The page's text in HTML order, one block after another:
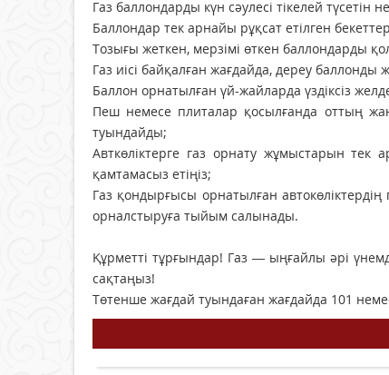
Газ баллондарды күн сәулесі тікелей
Баллондар тек арнайы рұқсат етілген
Тозығы жеткен, мерзімі өткен баллондарды
Газ иісі байқалған жағдайда, дереу
Баллон орнатылған үй-жайларда үздіксіз
Пеш немесе плиталар қосылғанда оттың
туындайды;
Авткөліктерге газ орнату жұмыстарын
қамтамасыз етіңіз;
Газ қондырғысы орнатылған
орналстыруға тыйым салынады.
Құрметті тұрғындар! Газ — ыңғайлы әрі
сақтаңыз!
Төтенше жағдай туындаған жағдайда 101